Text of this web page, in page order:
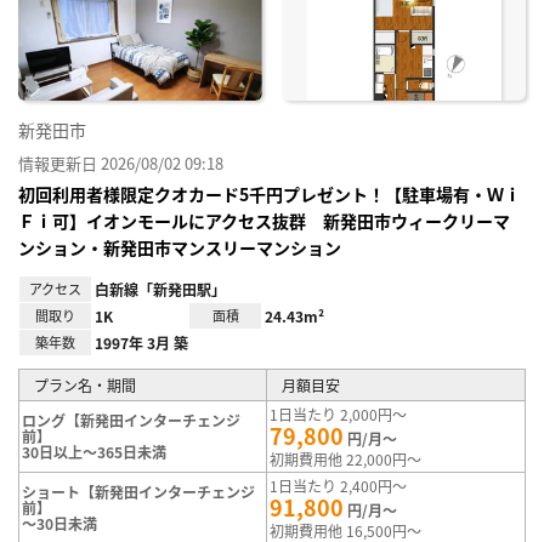
新発田市
情報更新日 2026/08/02 09:18
初回利用者様限定クオカード5千円プレゼント！【駐車場有・Ｗｉ
Ｆｉ可】イオンモールにアクセス抜群 新発田市ウィークリーマ
ンション・新発田市マンスリーマンション
アクセス 白新線「新発田駅」
間取り 1K 面積 24.43m²
築年数 1997年 3月 築
プラン名・期間
月額目安
ロング【新発田インターチェンジ
前】
30日以上～365日未満
1日当たり 2,000円～
79,800 円/月～
初期費用他 22,000円～
ショート【新発田インターチェンジ
前】
～30日未満
1日当たり 2,400円～
91,800 円/月～
初期費用他 16,500円～